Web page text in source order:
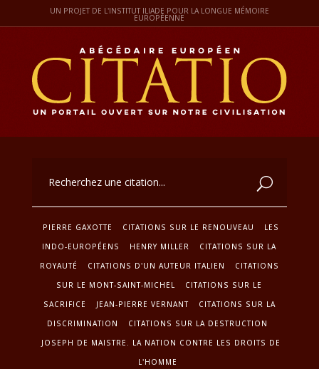
UN PROJET DE L'INSTITUT ILIADE POUR LA LONGUE MÉMOIRE
EUROPÉENNE
PIERRE GAXOTTE CITATIONS SUR LE RENOUVEAU
LES
INDO-EUROPÉENS
HENRY MILLER
CITATIONS SUR LA
ROYAUTÉ
CITATIONS D'UN AUTEUR ITALIEN
CITATIONS
SUR LE MONT-SAINT-MICHEL
CITATIONS SUR LE
SACRIFICE
JEAN-PIERRE VERNANT
CITATIONS SUR LA
DISCRIMINATION
CITATIONS SUR LA DESTRUCTION
JOSEPH DE MAISTRE. LA NATION CONTRE LES DROITS DE
L'HOMME